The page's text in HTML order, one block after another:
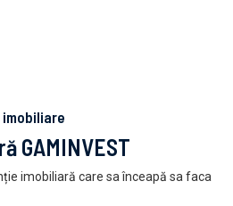
GAMINVEST
imobiliară care sa înceapă sa faca